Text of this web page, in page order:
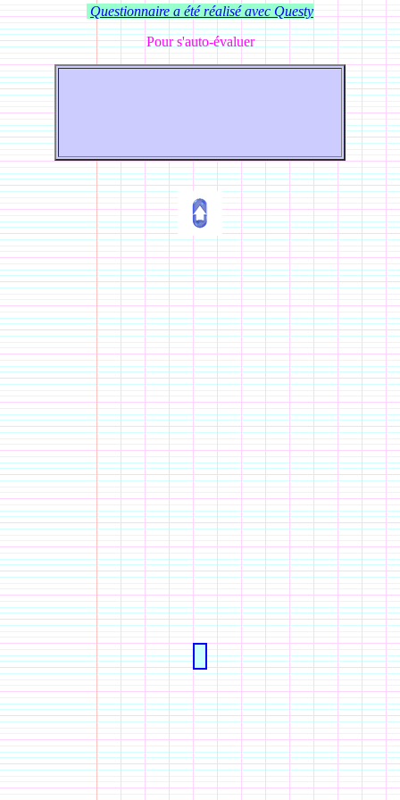
Questionnaire a été réalisé avec Questy
Pour s'auto-évaluer